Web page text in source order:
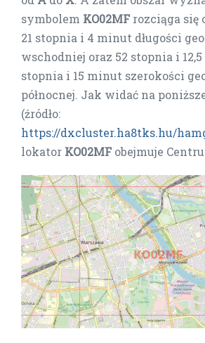
symbolem KO02MF rozciąga się
21 stopnia i 4 minut długości
wschodniej oraz 52 stopnia i
stopnia i 15 minut szerokości
północnej. Jak widać na
(źródło:
https://dxcluster.ha8tks.hu/
lokator KO02MF obejmuje